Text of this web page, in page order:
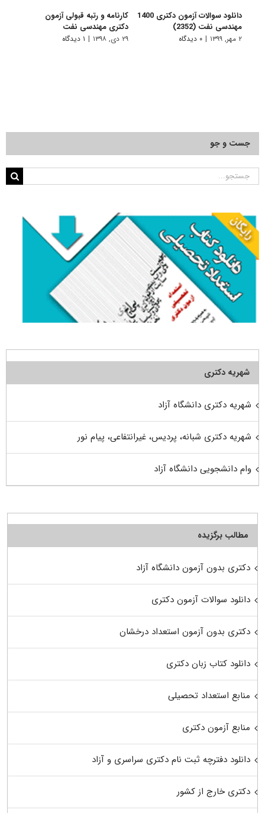
دانلود سوالات آزمون دکتری 1400
مهندسی نفت (2352)
۲ مهر, ۱۳۹۹ | ۰ دیدگاه
کارنامه و رتبه قبولی آزمون
دکتری ﻣﻬﻨﺪسی ﻧﻔﺖ
۲۹ دی, ۱۳۹۸ | ۱ دیدگاه
جست و جو
جستجو
شهریه دکتری
شهریه دکتری دانشگاه آزاد
شهریه دکتری شبانه، پردیس، غیرانتفاعی، پیام نور
وام دانشجویی دانشگاه آزاد
مطالب برگزیده
دکتری بدون آزمون دانشگاه آزاد
دانلود سوالات آزمون دکتری
دکتری بدون آزمون استعداد درخشان
دانلود کتاب زبان دکتری
منابع استعداد تحصیلی
منابع آزمون دکتری
دانلود دفترچه ثبت نام دکتری سراسری و آزاد
دکتری خارج از کشور